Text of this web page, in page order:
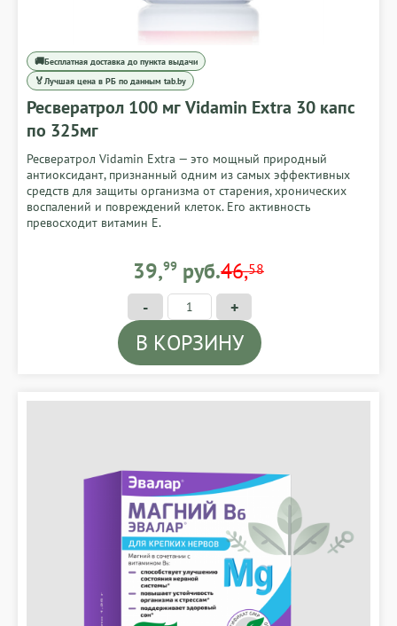
🚚Бесплатная доставка до пункта выдачи
🏅Лучшая цена в РБ по данным tab.by
Ресвератрол 100 мг Vidamin Extra 30 капс
по 325мг
Ресвератрол Vidamin Extra — это мощный природный
антиоксидант, признанный одним из самых эффективных
средств для защиты организма от старения, хронических
воспалений и повреждений клеток. Его активность
превосходит витамин Е.
46,58
39,99 BYN
39,99 руб.
- +
В КОРЗИНУ